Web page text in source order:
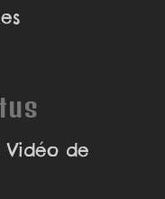
Vidéo de